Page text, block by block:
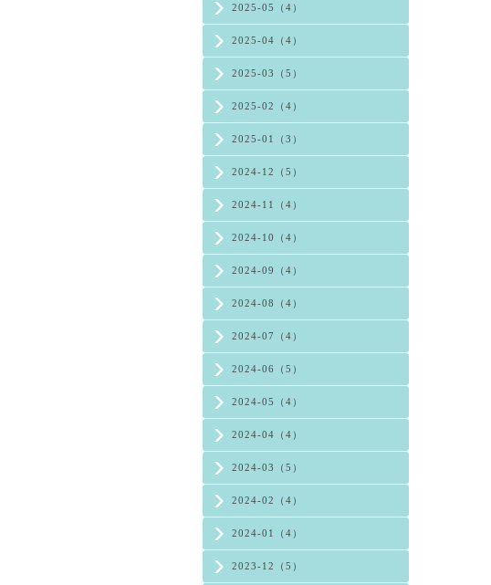
2025-05（4）
2025-04（4）
2025-03（5）
2025-02（4）
2025-01（3）
2024-12（5）
2024-11（4）
2024-10（4）
2024-09（4）
2024-08（4）
2024-07（4）
2024-06（5）
2024-05（4）
2024-04（4）
2024-03（5）
2024-02（4）
2024-01（4）
2023-12（5）